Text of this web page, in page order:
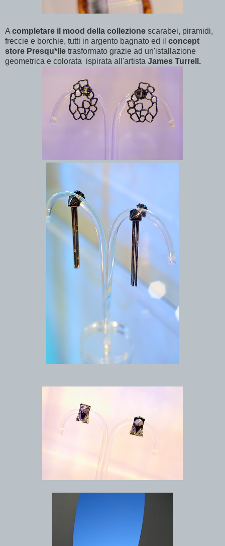
A completare il mood della collezione scarabei, piramidi,
freccie e borchie, tutti in argento bagnato ed il concept
store Presqu*Ile trasformato grazie ad un'istallazione
geometrica e colorata ispirata all'artista James Turrell.